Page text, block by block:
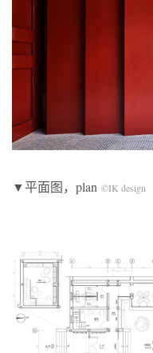
▼平面图，plan ©IK design